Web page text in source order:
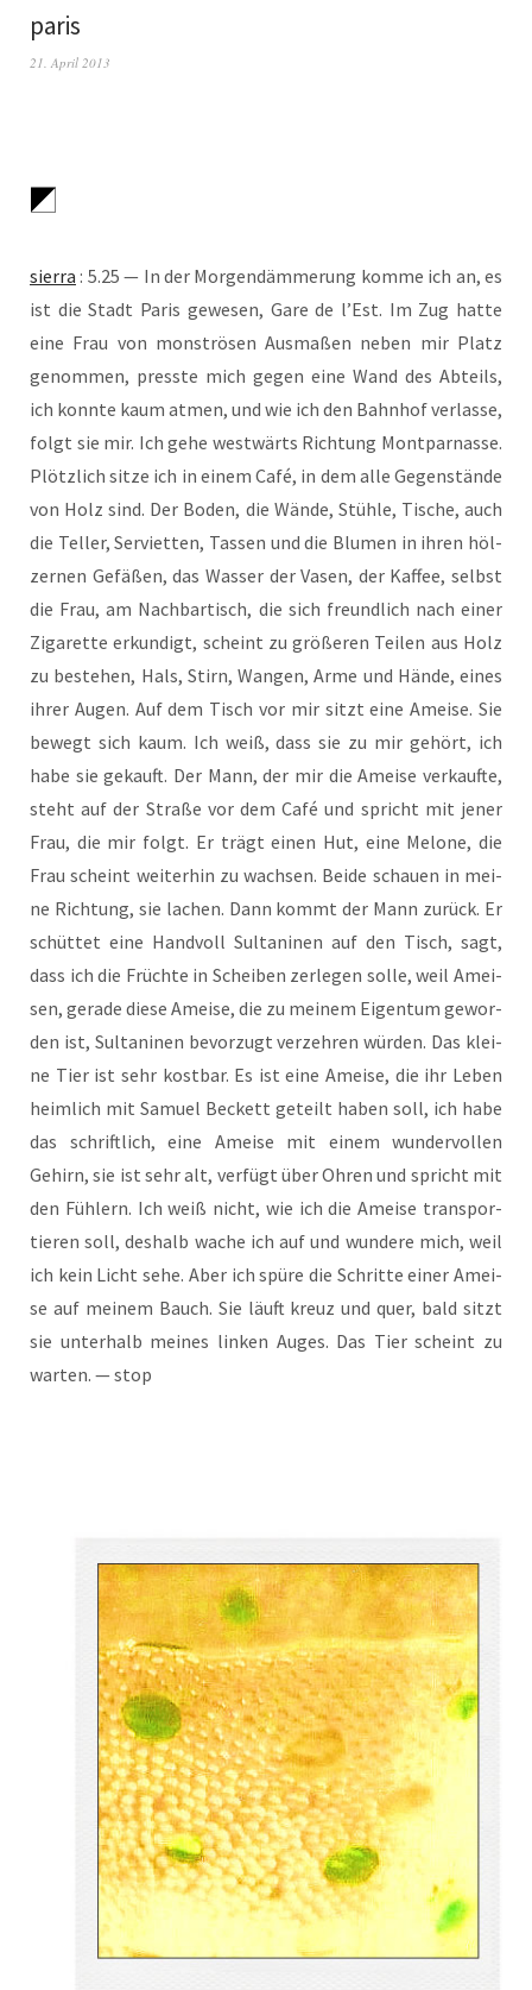
paris
21. April 2013
sier­ra : 5.25 — In der Mor­gen­däm­me­rung kom­me ich an, es
ist die Stadt Paris gewe­sen, Gare de l’Est. Im Zug hat­te
eine Frau von mons­trö­sen Aus­ma­ßen neben mir Platz
genom­men, press­te mich gegen eine Wand des Abteils,
ich konn­te kaum atmen, und wie ich den Bahn­hof ver­las­se,
folgt sie mir. Ich gehe west­wärts Rich­tung Mont­par­nas­se.
Plötz­lich sit­ze ich in einem Café, in dem alle Gegen­stän­de
von Holz sind. Der Boden, die Wän­de, Stüh­le, Tische, auch
die Tel­ler, Ser­vi­et­ten, Tas­sen und die Blu­men in ihren höl­
zer­nen Gefä­ßen, das Was­ser der Vasen, der Kaf­fee, selbst
die Frau, am Nach­bar­tisch, die sich freund­lich nach einer
Ziga­ret­te erkun­digt, scheint zu grö­ße­ren Tei­len aus Holz
zu bestehen, Hals, Stirn, Wan­gen, Arme und Hän­de, eines
ihrer Augen. Auf dem Tisch vor mir sitzt eine Amei­se. Sie
bewegt sich kaum. Ich weiß, dass sie zu mir gehört, ich
habe sie gekauft. Der Mann, der mir die Amei­se ver­kauf­te,
steht auf der Stra­ße vor dem Café und spricht mit jener
Frau, die mir folgt. Er trägt einen Hut, eine Melo­ne, die
Frau scheint wei­ter­hin zu wach­sen. Bei­de schau­en in mei­
ne Rich­tung, sie lachen. Dann kommt der Mann zurück. Er
schüt­tet eine Hand­voll Sul­ta­ni­nen auf den Tisch, sagt,
dass ich die Früch­te in Schei­ben zer­le­gen sol­le, weil Amei­
sen, gera­de die­se Amei­se, die zu mei­nem Eigen­tum gewor­
den ist, Sul­ta­ni­nen bevor­zugt ver­zeh­ren wür­den. Das klei­
ne Tier ist sehr kost­bar. Es ist eine Amei­se, die ihr Leben
heim­lich mit Samu­el Beckett geteilt haben soll, ich habe
das schrift­lich, eine Amei­se mit einem wun­der­vol­len
Gehirn, sie ist sehr alt, ver­fügt über Ohren und spricht mit
den Füh­lern. Ich weiß nicht, wie ich die Amei­se trans­por­
tie­ren soll, des­halb wache ich auf und wun­de­re mich, weil
ich kein Licht sehe. Aber ich spü­re die Schrit­te einer Amei­
se auf mei­nem Bauch. Sie läuft kreuz und quer, bald sitzt
sie unter­halb mei­nes lin­ken Auges. Das Tier scheint zu
war­ten. — stop